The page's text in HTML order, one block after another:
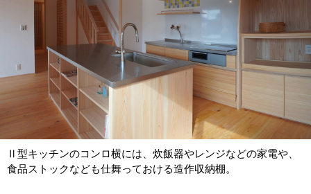
Ⅱ型キッチンのコンロ横には、炊飯器やレンジなどの家電や、
食品ストックなども仕舞っておける造作収納棚。